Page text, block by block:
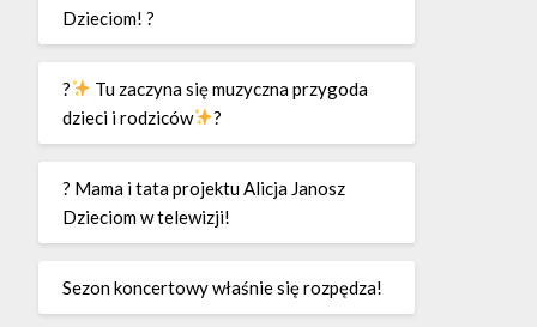
Dzieciom! ?
?
Tu zaczyna się muzyczna przygoda
dzieci i rodziców
?
? Mama i tata projektu Alicja Janosz
Dzieciom w telewizji!
Sezon koncertowy właśnie się rozpędza!